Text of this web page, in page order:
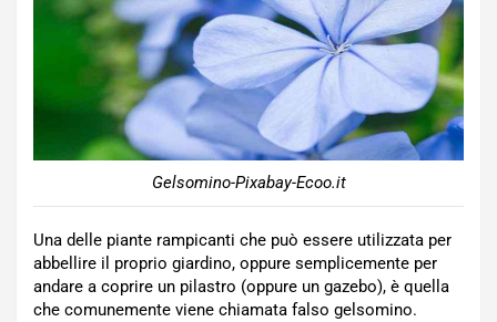
Gelsomino-Pixabay-Ecoo.it
Una delle piante rampicanti che può essere utilizzata per
abbellire il proprio giardino, oppure semplicemente per
andare a coprire un pilastro (oppure un gazebo), è quella
che comunemente viene chiamata falso gelsomino.